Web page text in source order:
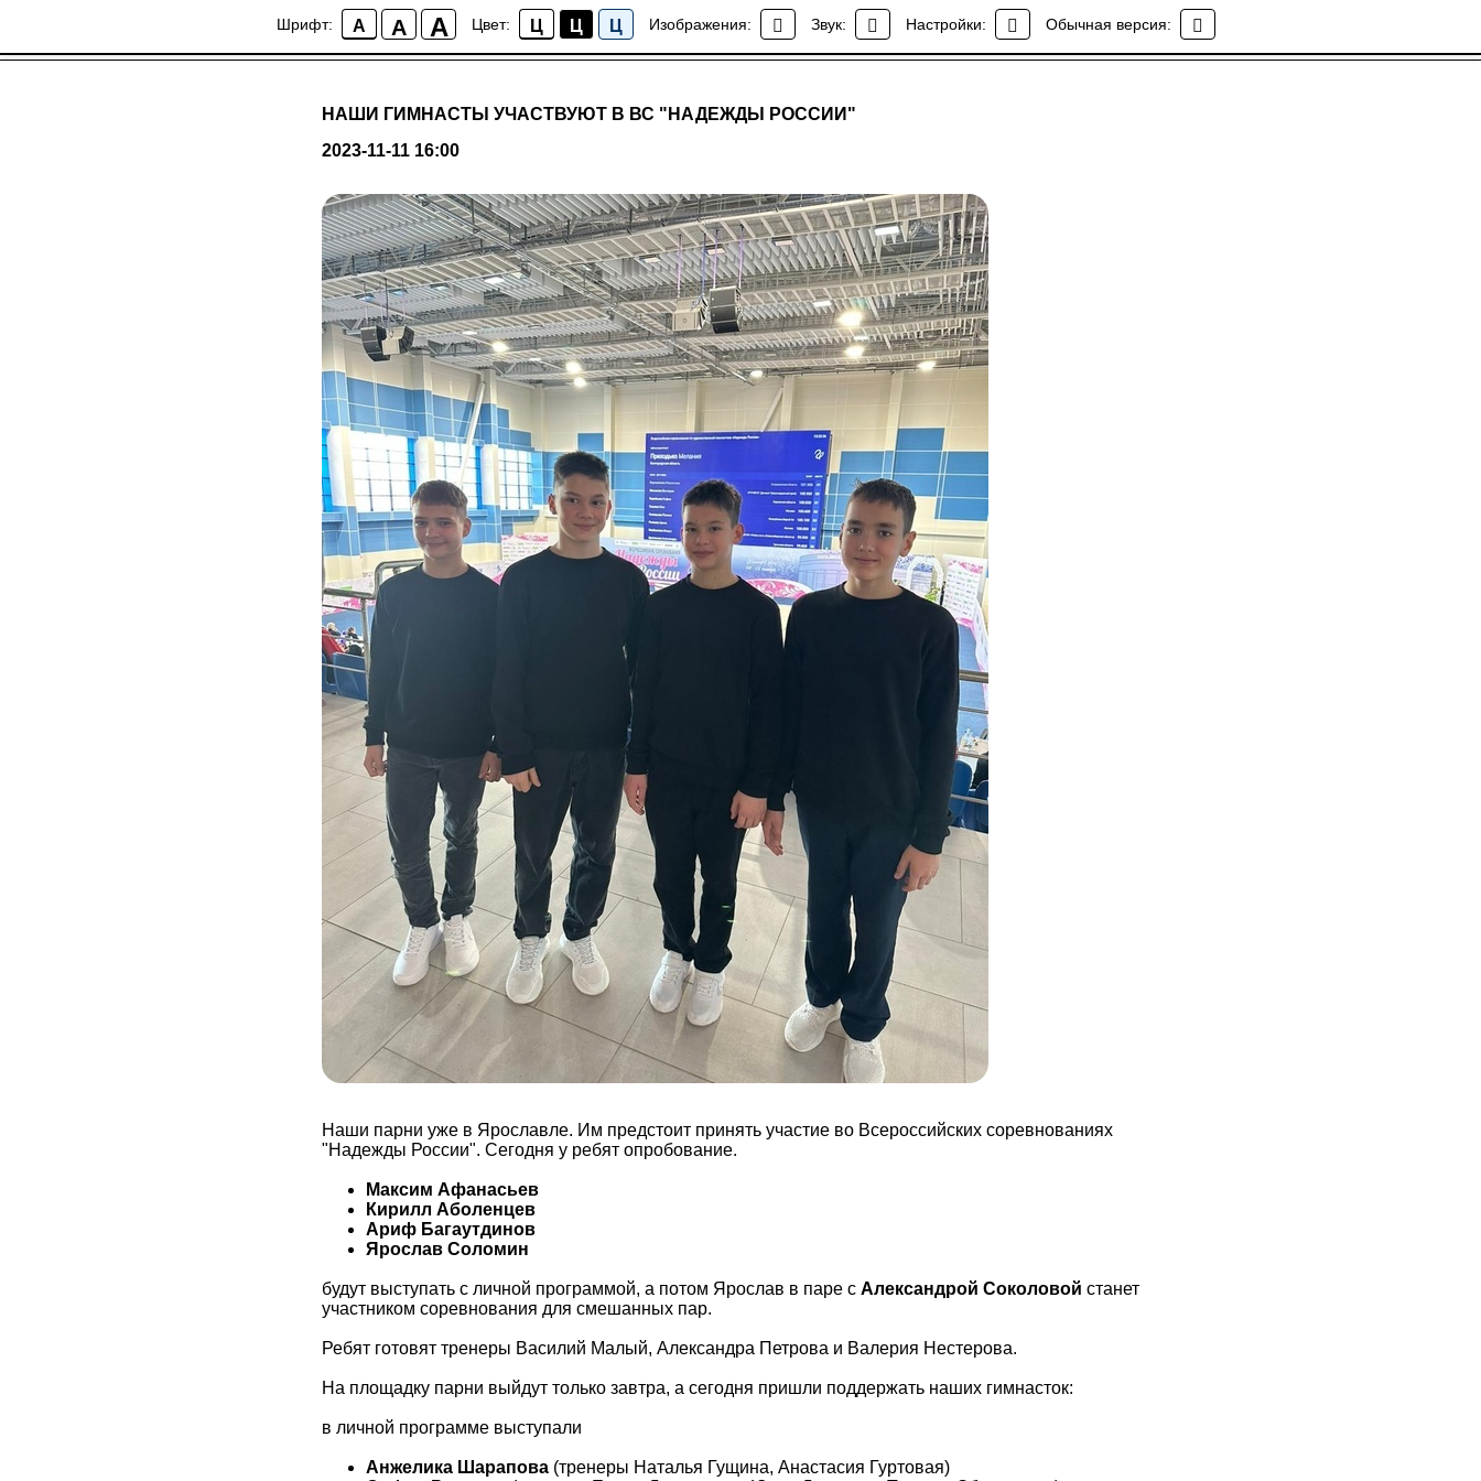
Шрифт: A A A Цвет: Ц Ц Ц Изображения: Звук: Настройки: Обычная версия:
Новости
НАШИ ГИМНАСТЫ УЧАСТВУЮТ В ВС "НАДЕЖДЫ РОССИИ"
2023-11-11 16:00
Наши парни уже в Ярославле. Им предстоит принять участие во Всероссийских соревнованиях
"Надежды России". Сегодня у ребят опробование.
Максим Афанасьев
Кирилл Аболенцев
Ариф Багаутдинов
Ярослав Соломин
будут выступать с личной программой, а потом Ярослав в паре с Александрой Соколовой станет
участником соревнования для смешанных пар.
Ребят готовят тренеры Василий Малый, Александра Петрова и Валерия Нестерова.
На площадку парни выйдут только завтра, а сегодня пришли поддержать наших гимнасток:
в личной программе выступали
Анжелика Шарапова (тренеры Наталья Гущина, Анастасия Гуртовая)